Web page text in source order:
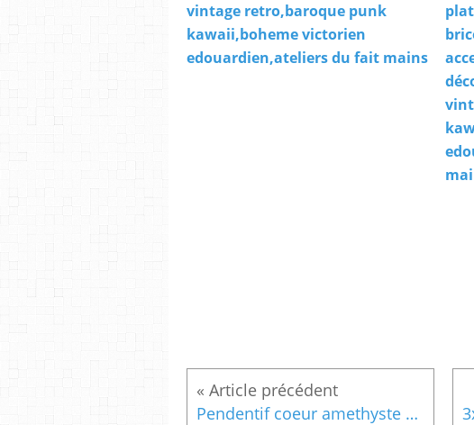
vintage retro,baroque punk
kawaii,boheme victorien
edouardien,ateliers du fait mains
Pendentif coeur amethyste pierre precieuse violet avec cordon noir et fermoir mousqueton,fait mains en france,cadeau fete anniversaire noel,lithotherapie meditation bien etre spirituel